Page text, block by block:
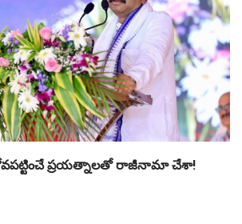
ప్రయత్నాలతో రాజీనామా చేశా!